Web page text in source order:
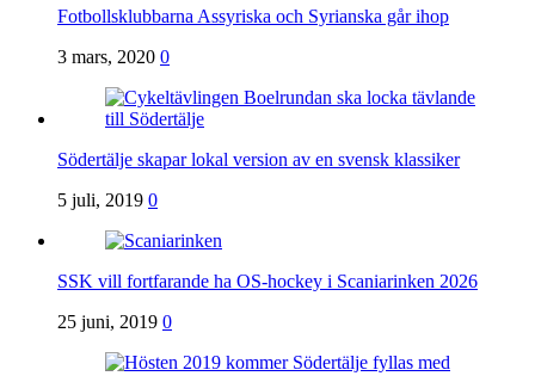
Fotbollsklubbarna Assyriska och Syrianska går ihop
3 mars, 2020 0
Södertälje skapar lokal version av en svensk klassiker
5 juli, 2019 0
SSK vill fortfarande ha OS-hockey i Scaniarinken 2026
25 juni, 2019 0